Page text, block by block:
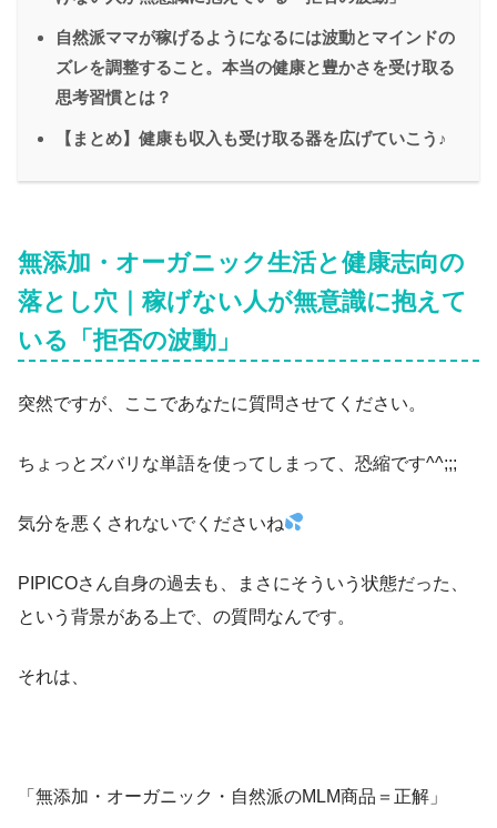
自然派ママが稼げるようになるには波動とマインドの
ズレを調整すること。本当の健康と豊かさを受け取る
思考習慣とは？
【まとめ】健康も収入も受け取る器を広げていこう♪
無添加・オーガニック生活と健康志向の
落とし穴｜稼げない人が無意識に抱えて
いる「拒否の波動」
突然ですが、ここであなたに質問させてください。
ちょっとズバリな単語を使ってしまって、恐縮です^^;;;
気分を悪くされないでくださいね
PIPICOさん自身の過去も、まさにそういう状態だった、
という背景がある上で、の質問なんです。
それは、
「無添加・オーガニック・自然派のMLM商品＝正解」